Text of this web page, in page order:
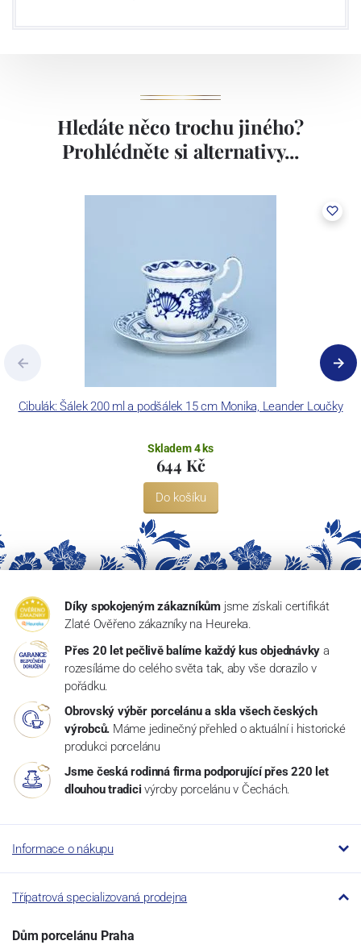
Hledáte něco trochu jiného?
Prohlédněte si alternativy...
Cibulák: Šálek 200 ml a podšálek 15 cm Monika, Leander Loučky
Skladem 4 ks
644 Kč
Do košíku
Díky spokojeným zákazníkům jsme získali certifikát
Zlaté Ověřeno zákazníky na Heureka.
Přes 20 let pečlivě balíme každý kus objednávky a
rozesíláme do celého světa tak, aby vše dorazilo v
pořádku.
Obrovský výběr porcelánu a skla všech českých
výrobců. Máme jedinečný přehled o aktuální i historické
produkci porcelánu
Jsme česká rodinná firma podporující přes 220 let
dlouhou tradici výroby porcelánu v Čechách.
Informace o nákupu
Třípatrová specializovaná prodejna
Dům porcelánu Praha